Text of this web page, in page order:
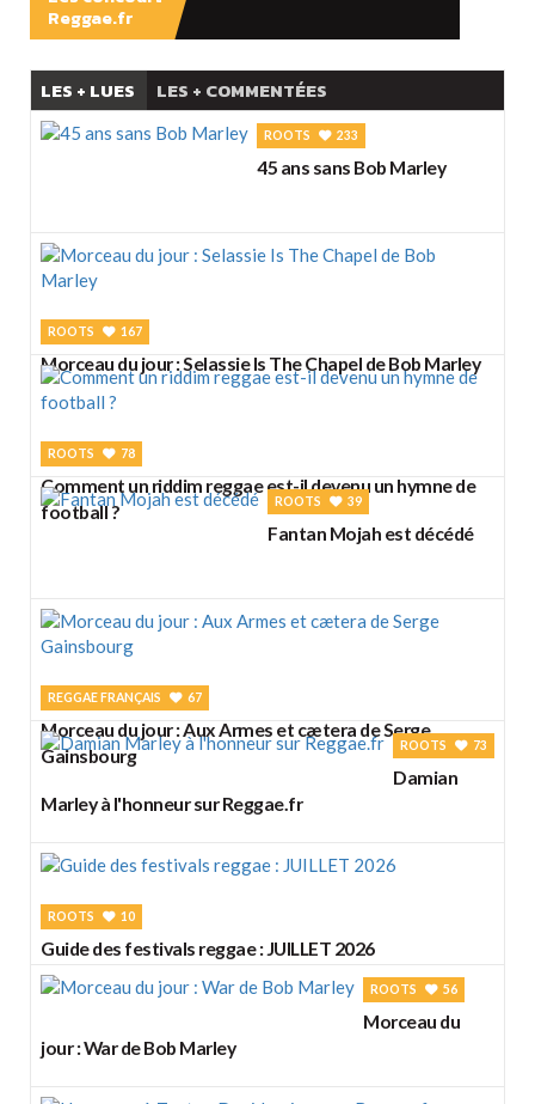
Reggae.fr
LES + LUES LES + COMMENTÉES
ROOTS 233
45 ans sans Bob Marley
ROOTS 167
Morceau du jour : Selassie Is The Chapel de Bob Marley
ROOTS 78
Comment un riddim reggae est-il devenu un hymne de
football ?
ROOTS 39
Fantan Mojah est décédé
REGGAE FRANÇAIS 67
Morceau du jour : Aux Armes et cætera de Serge
Gainsbourg
ROOTS 73
Damian
Marley à l'honneur sur Reggae.fr
ROOTS 10
Guide des festivals reggae : JUILLET 2026
ROOTS 56
Morceau du
jour : War de Bob Marley